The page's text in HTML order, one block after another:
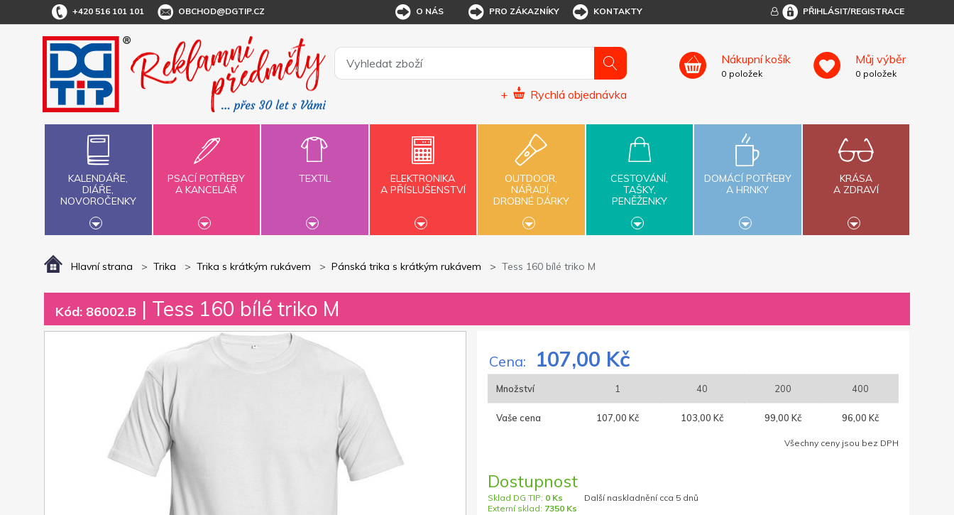
+420 516 101 101 OBCHOD@DGTIP.CZ O NÁS PRO ZÁKAZNÍKY KONTAKTY PŘIHLÁSIT/REGISTRACE
+ Rychlá objednávka
Nákupní košík
0 položek
Můj výběr
0 položek
KALENDÁŘE,
DIÁŘE,
NOVOROČENKY
PSACÍ POTŘEBY
A KANCELÁŘ
TEXTIL
ELEKTRONIKA
A PŘÍSLUŠENSTVÍ
OUTDOOR,
NÁŘADÍ,
DROBNÉ DÁRKY
CESTOVÁNÍ,
TAŠKY,
PENĚŽENKY
DOMÁCÍ POTŘEBY
A HRNKY
KRÁSA
A ZDRAVÍ
Hlavní strana Trika Trika s krátkým rukávem Pánská trika s krátkým rukávem Tess 160 bílé triko M
Kód: 86002.B | Tess 160 bílé triko M
Cena: 107,00 Kč
Množství 1 40 200 400
Vaše cena 107,00 Kč 103,00 Kč 99,00 Kč 96,00 Kč
Všechny ceny jsou bez DPH
Dostupnost
Sklad DG TIP: 0 Ks
Externí sklad: 7350 Ks
Další naskladnění cca 5 dnů